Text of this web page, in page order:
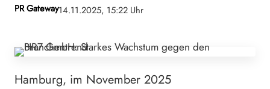
PR Gateway14.11.2025, 15:22 Uhr
Hamburg, im November 2025